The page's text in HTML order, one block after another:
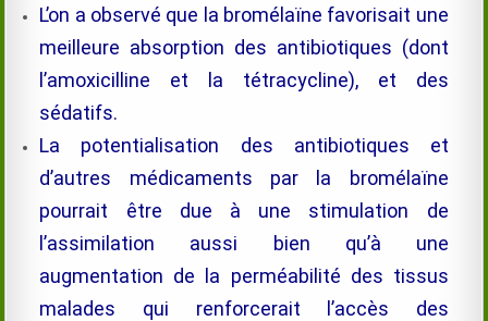
L’on a observé que la bromélaïne favorisait une
meilleure absorption des antibiotiques (dont
l’amoxicilline et la tétracycline), et des
sédatifs.
La potentialisation des antibiotiques et
d’autres médicaments par la bromélaïne
pourrait être due à une stimulation de
l’assimilation aussi bien qu’à une
augmentation de la perméabilité des tissus
malades qui renforcerait l’accès des